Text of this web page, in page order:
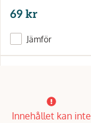
69 kr
Jämför
Innehållet kan inte